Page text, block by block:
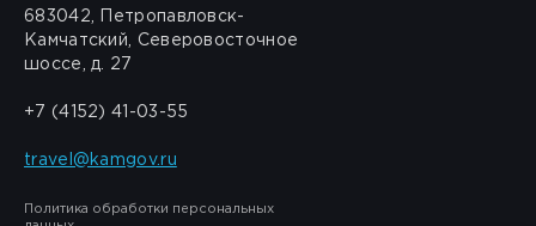
683042, Петропавловск-
Камчатский, Северовосточное
шоссе, д. 27
+7 (4152) 41-03-55
travel@kamgov.ru
Политика обработки персональных